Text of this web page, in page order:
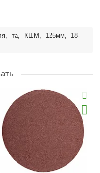
, та, КШМ , 125мм,
18-